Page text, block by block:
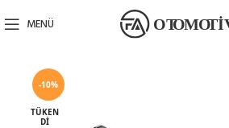
MENÜ
-10%
TÜKEN
DI